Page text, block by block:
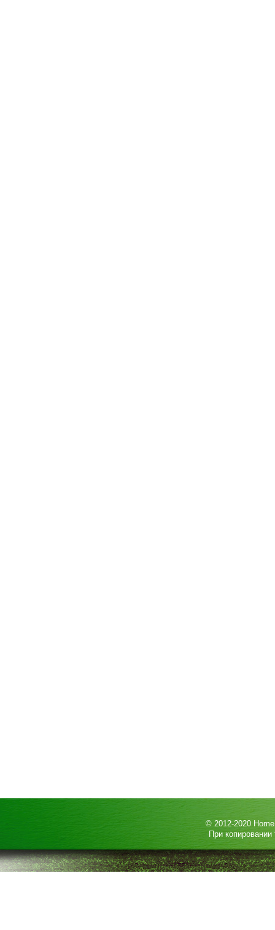
© 2012-2020
При